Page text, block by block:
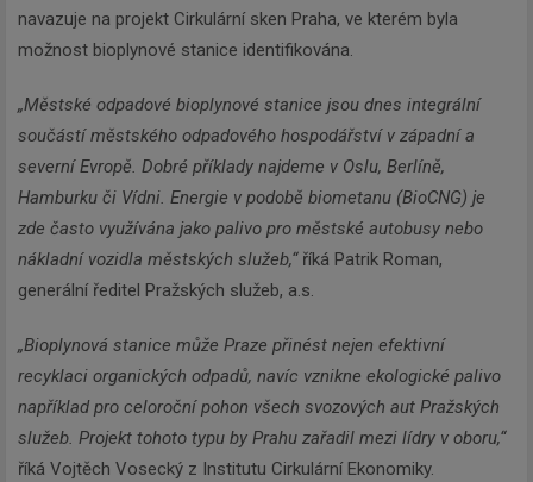
navazuje na projekt Cirkulární sken Praha, ve kterém byla
možnost bioplynové stanice identifikována.
„Městské odpadové bioplynové stanice jsou dnes integrální
součástí městského odpadového hospodářství v západní a
severní Evropě. Dobré příklady najdeme v Oslu, Berlíně,
Hamburku či Vídni. Energie v podobě biometanu (BioCNG) je
zde často využívána jako palivo pro městské autobusy nebo
nákladní vozidla městských služeb,“ říká Patrik Roman,
generální ředitel Pražských služeb, a.s.
„Bioplynová stanice může Praze přinést nejen efektivní
recyklaci organických odpadů, navíc vznikne ekologické palivo
například pro celoroční pohon všech svozových aut Pražských
služeb. Projekt tohoto typu by Prahu zařadil mezi lídry v oboru,“
říká Vojtěch Vosecký z Institutu Cirkulární Ekonomiky.